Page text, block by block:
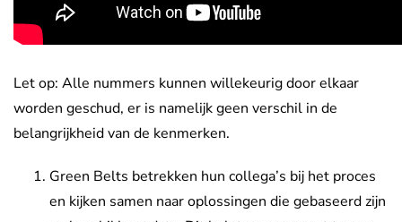
Let op: Alle nummers kunnen willekeurig door elkaar
worden geschud, er is namelijk geen verschil in de
belangrijkheid van de kenmerken.
Green Belts betrekken hun collega’s bij het proces
en kijken samen naar oplossingen die gebaseerd zijn